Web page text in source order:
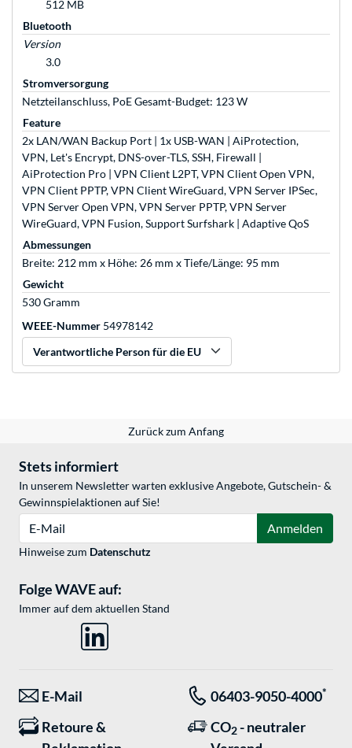
512 MB
Bluetooth
Version
3.0
Stromversorgung
Netzteilanschluss, PoE Gesamt-Budget: 123 W
Feature
2x LAN/WAN Backup Port | 1x USB-WAN | AiProtection,
VPN, Let's Encrypt, DNS-over-TLS, SSH, Firewall |
AiProtection Pro | VPN Client L2PT, VPN Client Open VPN,
VPN Client PPTP, VPN Client WireGuard, VPN Server IPSec,
VPN Server Open VPN, VPN Server PPTP, VPN Server
WireGuard, VPN Fusion, Support Surfshark | Adaptive QoS
Abmessungen
Breite: 212 mm x Höhe: 26 mm x Tiefe/Länge: 95 mm
Gewicht
530 Gramm
WEEE-Nummer 54978142
Verantwortliche Person für die EU
Zurück zum Anfang
Stets informiert
In unserem Newsletter warten exklusive Angebote, Gutschein- &
Gewinnspielaktionen auf Sie!
Anmelden
Hinweise zum Datenschutz
Folge WAVE auf:
Immer auf dem aktuellen Stand
E-Mail 06403-9050-4000*
Retoure &
CO2 - neutraler